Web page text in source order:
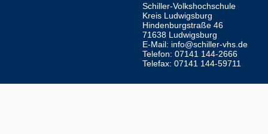
Schiller-Volkshochschule
Kreis Ludwigsburg
Hindenburgstraße 46
71638 Ludwigsburg
E-Mail: info@schiller-vhs.de
Telefon: 07141 144-2666
Telefax: 07141 144-59711